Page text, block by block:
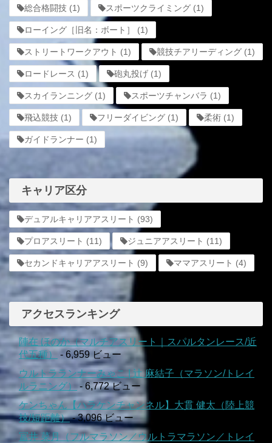
総合格闘技 (1) スポーツクライミング (1)
ローイング［旧名：ボート］ (1)
ストリートワークアウト (1) 競技チアリーディング (1)
ロードレース (1) 砲丸投げ (1)
スカイランニング (1) スポーツチャンバラ (1)
飛込競技 (1) フリーダイビング (1) 柔術 (1)
ガイドランナー (1)
キャリア区分
デュアルキャリアアスリート (93)
プロアスリート (11) ジュニアアスリート (11)
セカンドキャリアアスリート (9) ママアスリート (4)
アクセスランキング
陣在 ほのか（マルチアスリート｜スパルタンレース/近
代五種）
- 6,959 ビュー
ウルトラランナーみゃこ | 辻 麻結子（マラソン/トレイ
ルラニング）
- 6,772 ビュー
ケンちゃん【ハラケンチャンネル】大貫 健太（陸上競
技/短距離）- 3,096 ビュー
冨井 菜月（フルマラソン／ウルトラマラソン／トレイ